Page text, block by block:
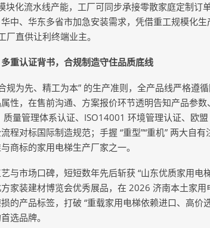
块化流水线产能，工厂可同步承接零散家庭定制订
中、华东多省市加急安装需求，凭借重工规模化
直供让利终端业主。
认证背书，合规制造守住品质底线
为先、精工为本” 的生产准则，全产品线严格遵循
性，在售前沟通、方案报价环节透明告知产品参
量管理体系认证、ISO14001 环境管理认证、欧
程对标国际制造规范；手握 “重型”“重机” 两大自
商标的家用电梯生产厂家之一。
市场口碑，短短数年先后斩获 “山东优质家用电
家装建材博览会优秀展品，在 2026 济南本土家
的产品标签，打破 “重载家用电梯依赖进口、高价
选品牌。